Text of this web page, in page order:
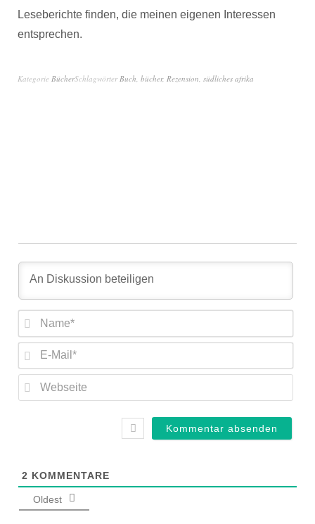
Leseberichte finden, die meinen eigenen Interessen
entsprechen.
Kategorie BücherSchlagwörterBuch, bücher, Rezension, südliches afrika
2 KOMMENTARE
Oldest